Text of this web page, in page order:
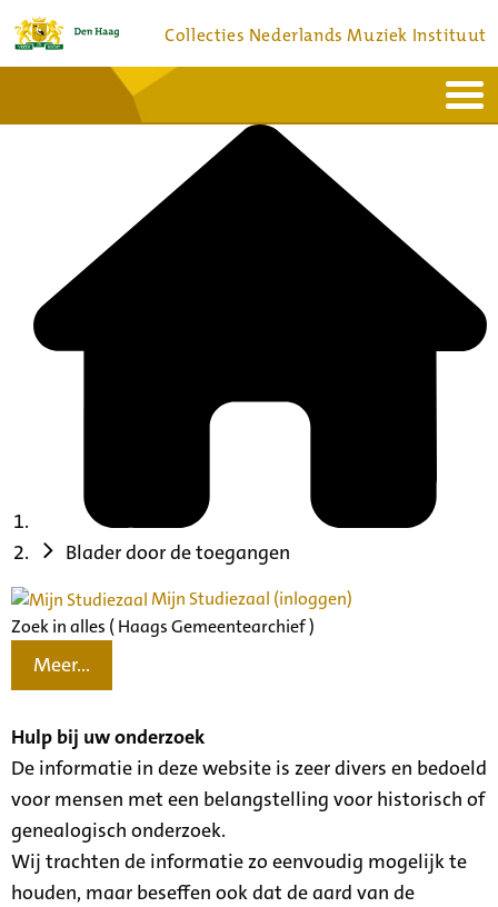
Collecties Nederlands Muziek Instituut
Bronnen en collecties
Blader door de toegangen
Mijn Studiezaal (inloggen)
Zoek in alles ( Haags Gemeentearchief )
Meer...
Hulp bij uw onderzoek
De informatie in deze website is zeer divers en bedoeld
voor mensen met een belangstelling voor historisch of
genealogisch onderzoek.
Wij trachten de informatie zo eenvoudig mogelijk te
houden, maar beseffen ook dat de aard van de